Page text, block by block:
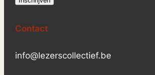
Contact
info@lezerscollectief.be